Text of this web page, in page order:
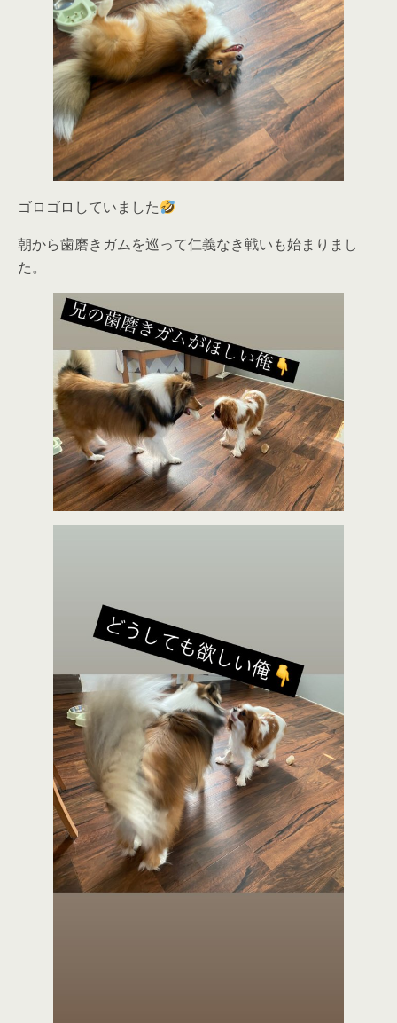
ゴロゴロしていました
朝から歯磨きガムを巡って仁義なき戦いも始まりまし
た。